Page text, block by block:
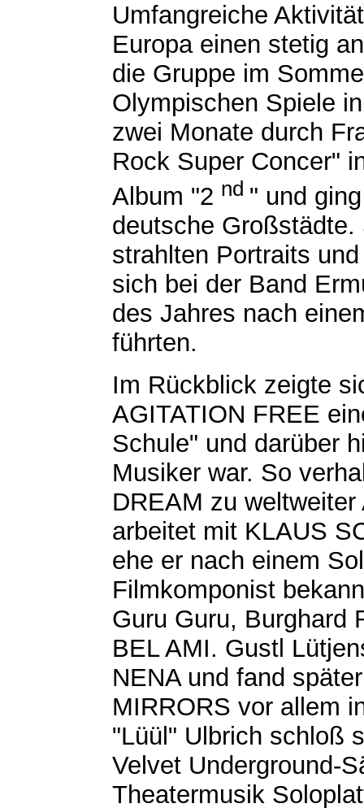
Umfangreiche
Europa einen stetig
die Gruppe im
Olympischen Spiele
zwei Monate durch
Rock Super Concer"
Album "2 nd " und
deutsche
strahlten Portraits
sich bei der Band
des Jahres nach
führten.
Im Rückblick zeigte
AGITATION FREE
Schule" und darüber
Musiker war. So
DREAM zu
arbeitet mit KLAUS
ehe er nach einem
Filmkomponist
Guru Guru, Burghard
BEL AMI. Gustl
NENA und fand
MIRRORS vor allem
"Lüül" Ulbrich schloß
Velvet Underground-
Theatermusik